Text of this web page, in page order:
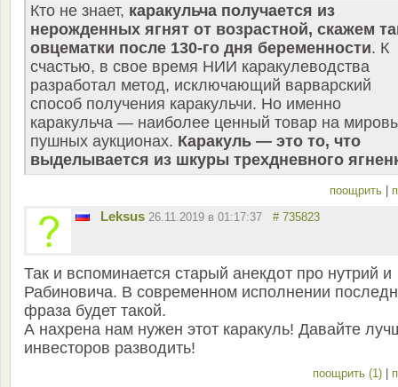
Кто не знает, каракульча получается из
нерожденных ягнят от возрастной, скажем
овцематки после 130-го дня беременности. К
счастью, в свое время НИИ каракулеводства
разработал метод, исключающий варварский
способ получения каракульчи. Но именно
каракульча — наиболее ценный товар на
пушных аукционах. Каракуль — это то, что
выделывается из шкуры трехдневного
поощрить |
Leksus 26.11.2019 в 01:17:37 # 735823
Так и вспоминается старый анекдот про нутрий и
Рабиновича. В современном исполнении
фраза будет такой.
А нахрена нам нужен этот каракуль! Давайте
инвесторов разводить!
поощрить (1) |